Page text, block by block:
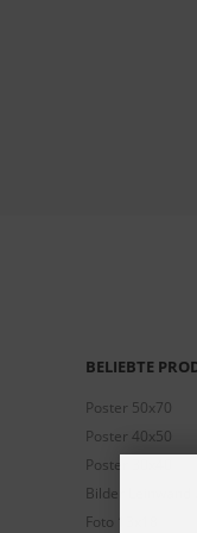
BELIEBTE
Poster 50x70
Poster 40x50
Poster 30x40
Bilder Leinwand
Foto 13x18